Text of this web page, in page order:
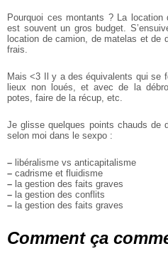
Pourquoi ces montants ? La
est souvent un gros budget.
location de camion, de matelas et de
frais.
Mais <3 Il y a des équivalents qui se
lieux non loués,et avec de la
potes, faire de la récup, etc.
Je glisse quelques points chauds de
selon moi dans le sexpo :
– libéralisme vs anticapitalisme
– cadrisme et fluidisme
– la gestion des faits graves
– la gestion des conflits
– la gestion des faits graves
Comment ça